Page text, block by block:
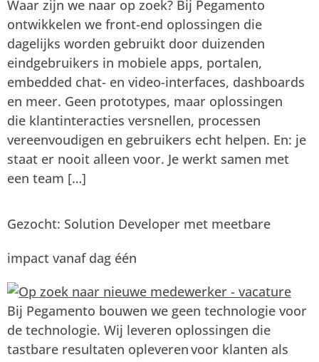
Waar zijn we naar op zoek? Bij Pegamento
ontwikkelen we front-end oplossingen die
dagelijks worden gebruikt door duizenden
eindgebruikers in mobiele apps, portalen,
embedded chat- en video-interfaces, dashboards
en meer. Geen prototypes, maar oplossingen
die klantinteracties versnellen, processen
vereenvoudigen en gebruikers echt helpen. En: je
staat er nooit alleen voor. Je werkt samen met
een team […]
Gezocht: Solution Developer met meetbare
impact vanaf dag één
Bij Pegamento bouwen we geen technologie voor
de technologie. Wij leveren oplossingen die
tastbare resultaten opleveren voor klanten als